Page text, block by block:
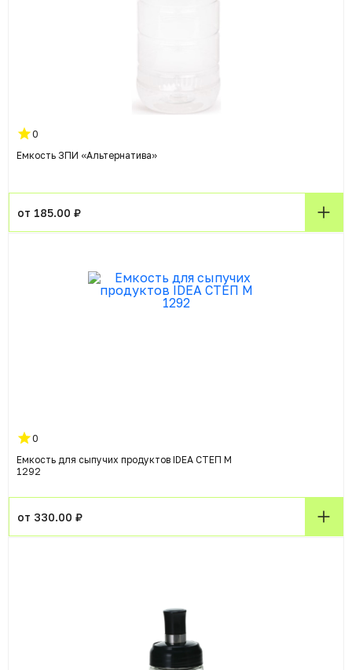
0
Емкость ЗПИ «Альтернатива»
от 185.00 ₽
0
Емкость для сыпучих продуктов IDEA СТЕП М
1292
от 330.00 ₽